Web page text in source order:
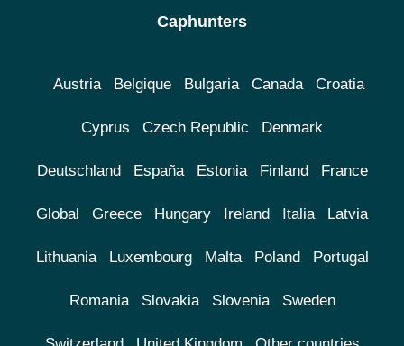
Caphunters
Austria Belgique Bulgaria Canada Croatia
Cyprus Czech Republic Denmark
Deutschland España Estonia Finland France
Global Greece Hungary Ireland Italia Latvia
Lithuania Luxembourg Malta Poland Portugal
Romania Slovakia Slovenia Sweden